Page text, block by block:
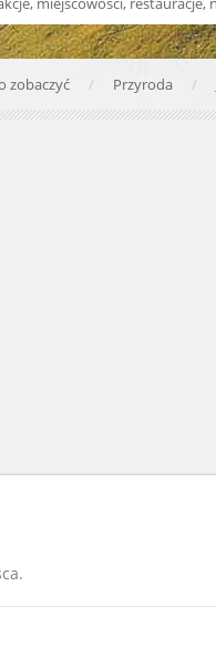
zobaczyć Przyroda